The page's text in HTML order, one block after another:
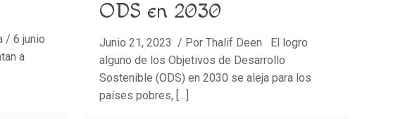
ODS en 2030
Junio 21, 2023 / Por Thalif Deen El logro
alguno de los Objetivos de Desarrollo
Sostenible (ODS) en 2030 se aleja para los
países pobres, […]
/ 6 junio
a